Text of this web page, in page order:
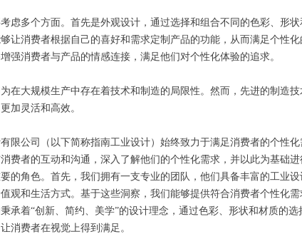
多个方面。首先是外观设计，通过选择和组合不同的色彩、形
让消费者根据自己的喜好和需求定制产品的功能，从而满足个性
强消费者与产品的情感连接，满足他们对个性化体验的追求。
大规模生产中存在着技术和制造的局限性。然而，先进的制造技
加灵活和高效。
公司（以下简称指南工业设计）始终致力于满足消费者的个性
费者的互动和沟通，深入了解他们的个性化需求，并以此为基础进
角色。首先，我们拥有一支专业的团队，他们具备丰富的工业设
观和生活方式。基于这些洞察，我们能够提供符合消费者个性化需
着“创新、简约、美学”的设计理念，通过色彩、形状和材质的选
消费者在视觉上得到满足。